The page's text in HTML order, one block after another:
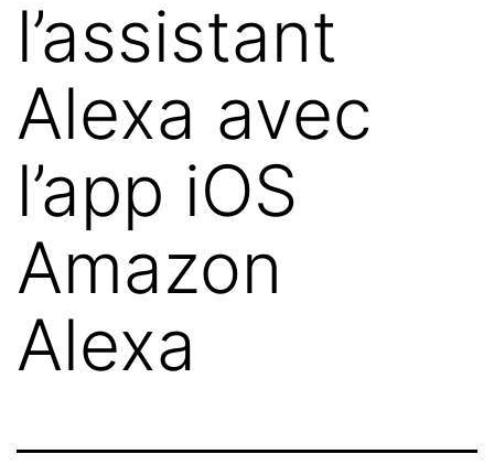
l’assistant
Alexa avec
l’app iOS
Amazon
Alexa